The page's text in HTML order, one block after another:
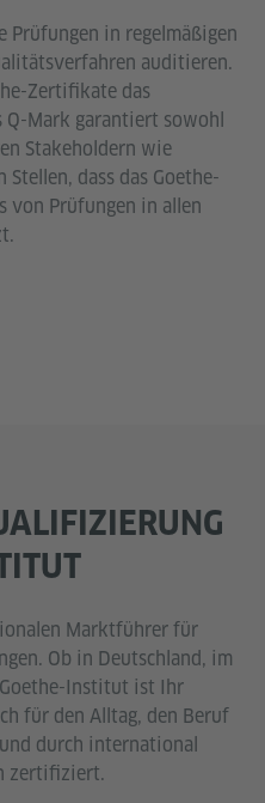
Prüfungen in regelmäßigen
auditieren.
Zertifikate das
Q-Mark garantiert sowohl
Stakeholdern wie
dass das Goethe-
von Prüfungen in allen
Marktführer für
Ob in Deutschland, im
Institut ist Ihr
für den Alltag, den Beruf
durch international
zertifiziert.